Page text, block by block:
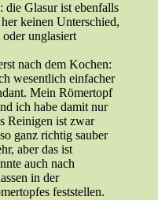
Glasur ist ebenfalls
keinen Unterschied,
unglasiert
nach dem Kochen:
wesentlich einfacher
Mein Römertopf
ich habe damit nur
Reinigen ist zwar
ganz richtig sauber
aber das ist
auch nach
in der
feststellen.